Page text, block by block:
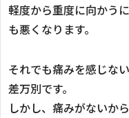
軽度から重度に向かう
も悪くなります。
それでも痛みを感じな
差万別です。
しかし、痛みがないか